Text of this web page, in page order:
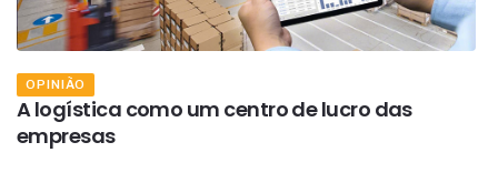
OPINIÃO
A logística como um centro de lucro das
empresas